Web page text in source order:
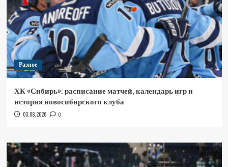
Разное
ХК «Сибирь»: расписание матчей, календарь игр и
история новосибирского клуба
03.08.2026 0